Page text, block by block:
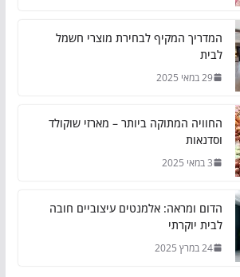
המדריך המקיף לבחירת מוצרי חשמל
לבית
29 במאי 2025
החוויה המתוקה ביותר – מארזי שוקולד
וסדנאות
3 במאי 2025
הדום ומראה: אלמנטים עיצוביים חובה
לבית יוקרתי
24 במרץ 2025